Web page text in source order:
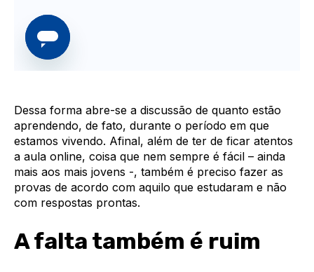
Dessa forma abre-se a discussão de quanto estão
aprendendo, de fato, durante o período em que
estamos vivendo. Afinal, além de ter de ficar atentos
a aula online, coisa que nem sempre é fácil – ainda
mais aos mais jovens -, também é preciso fazer as
provas de acordo com aquilo que estudaram e não
com respostas prontas.
A falta também é ruim